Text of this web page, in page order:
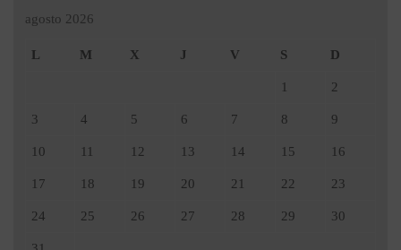
agosto 2026
L M X J V S D
1 2
3 4 5 6 7 8 9
10 11 12 13 14 15 16
17 18 19 20 21 22 23
24 25 26 27 28 29 30